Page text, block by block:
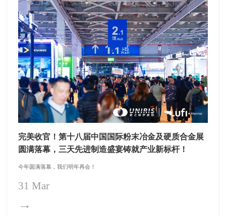
完美收官！第十八届中国国际粉末冶金及硬质合金展
圆满落幕，三天先进制造盛宴铸就产业新标杆！
今年圆满落幕，我们明年再会！
31 Mar
→